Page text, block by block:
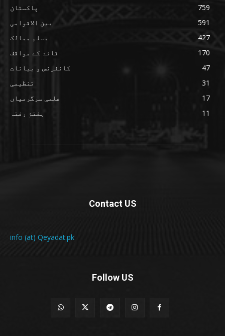
پاکستان
759
بین الاقوامی
591
مسلم ممالک
427
قائد کے مواقف
170
کانفرنس و بیانات
47
تنظیمی
31
علمی سرگرمیاں
17
ہفتۂِ رفتہ
11
Contact US
info (at) Qeyadat.pk
Follow US